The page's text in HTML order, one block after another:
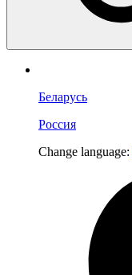
Беларусь
Россия
Change language: